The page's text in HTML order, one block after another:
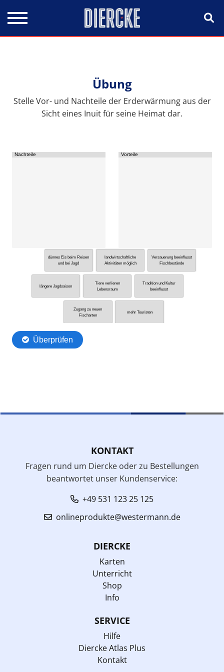
Übung
Stelle Vor- und Nachteile der Erderwärmung aus der
Sicht eines Inuit für seine Heimat dar.
KONTAKT
Fragen rund um Diercke oder zu Bestellungen
beantwortet unser Kundenservice:
+49 531 123 25 125
onlineprodukte@westermann.de
DIERCKE
Karten
Unterricht
Shop
Info
SERVICE
Hilfe
Diercke Atlas Plus
Kontakt